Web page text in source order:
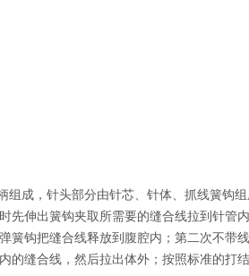
成，针头部分由针芯、针体、抓线簧钩组
先伸出簧钩夹取所需要的缝合线拉到针管
簧钩把缝合线释放到腹腔内；第二次不带
的缝合线，然后拉出体外；按照标准的打